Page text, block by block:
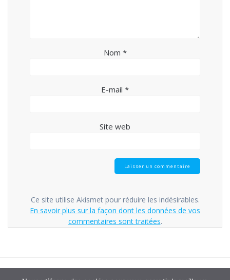
Nom *
E-mail *
Site web
Ce site utilise Akismet pour réduire les indésirables.
En savoir plus sur la façon dont les données de vos
commentaires sont traitées.